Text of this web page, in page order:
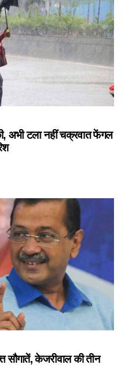
अभी टला नहीं चक्रवात फेंगल
सौगातें, केजरीवाल की तीन